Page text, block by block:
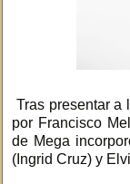
Tras presentar a
por Francisco
de Mega
(Ingrid Cruz) y